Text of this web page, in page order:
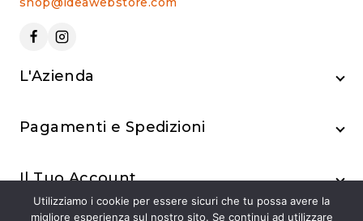
L'Azienda
Pagamenti e Spedizioni
Il Tuo Account
Utilizziamo i cookie per essere sicuri che tu possa avere la
migliore esperienza sul nostro sito. Se continui ad utilizzare